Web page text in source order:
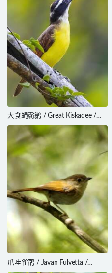
大食蝇霸鹟 / Great Kiskadee /
Pitangus sulphuratus
爪哇雀鹛 / Javan Fulvetta /